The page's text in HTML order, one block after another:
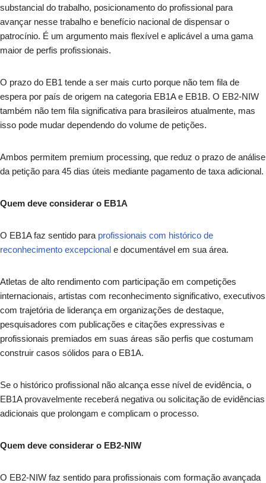
substancial do trabalho, posicionamento do profissional para
avançar nesse trabalho e benefício nacional de dispensar o
patrocínio. É um argumento mais flexível e aplicável a uma gama
maior de perfis profissionais.
O prazo do EB1 tende a ser mais curto porque não tem fila de
espera por país de origem na categoria EB1A e EB1B. O EB2-NIW
também não tem fila significativa para brasileiros atualmente, mas
isso pode mudar dependendo do volume de petições.
Ambos permitem premium processing, que reduz o prazo de análise
da petição para 45 dias úteis mediante pagamento de taxa adicional.
Quem deve considerar o EB1A
O EB1A faz sentido para profissionais com histórico de
reconhecimento excepcional e documentável em sua área.
Atletas de alto rendimento com participação em competições
internacionais, artistas com reconhecimento significativo, executivos
com trajetória de liderança em organizações de destaque,
pesquisadores com publicações e citações expressivas e
profissionais premiados em suas áreas são perfis que costumam
construir casos sólidos para o EB1A.
Se o histórico profissional não alcança esse nível de evidência, o
EB1A provavelmente receberá negativa ou solicitação de evidências
adicionais que prolongam e complicam o processo.
Quem deve considerar o EB2-NIW
O EB2-NIW faz sentido para profissionais com formação avançada